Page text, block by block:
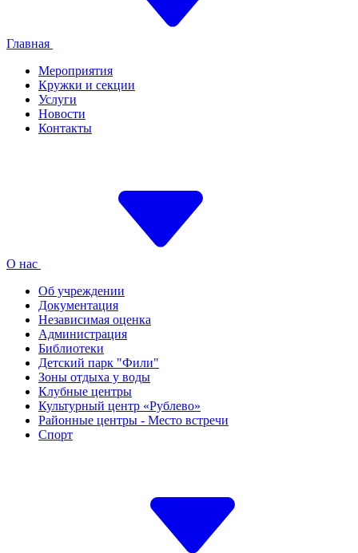
Главная
Мероприятия
Кружки и секции
Услуги
Новости
Контакты
О нас
Об учреждении
Документация
Независимая оценка
Администрация
Библиотеки
Детский парк "Фили"
Зоны отдыха у воды
Клубные центры
Культурный центр «Рублево»
Районные центры - Место встречи
Спорт